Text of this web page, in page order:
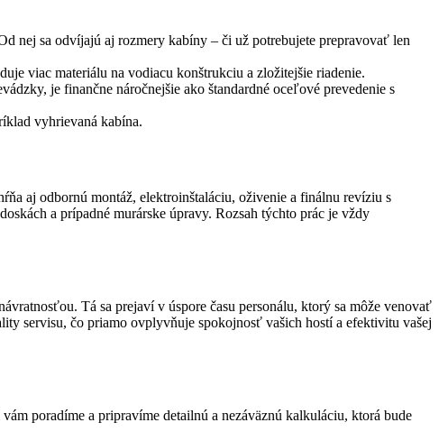
nej sa odvíjajú aj rozmery kabíny – či už potrebujete prepravovať len
viac materiálu na vodiacu konštrukciu a zložitejšie riadenie.
je finančne náročnejšie ako štandardné oceľové prevedenie s
vyhrievaná kabína.
aj odbornú montáž, elektroinštaláciu, oživenie a finálnu revíziu s
a prípadné murárske úpravy. Rozsah týchto prác je vždy
Tá sa prejaví v úspore času personálu, ktorý sa môže venovať
servisu, čo priamo ovplyvňuje spokojnosť vašich hostí a efektivitu vašej
poradíme a pripravíme detailnú a nezáväznú kalkuláciu, ktorá bude